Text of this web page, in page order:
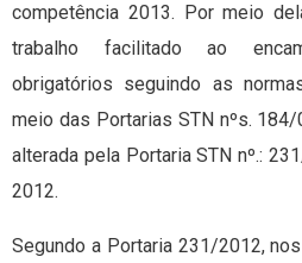
competência 2013. Por meio
trabalho facilitado ao
obrigatórios seguindo as
meio das Portarias STN nºs.
alterada pela Portaria STN nº.:
2012.
Segundo a Portaria 231/2012,